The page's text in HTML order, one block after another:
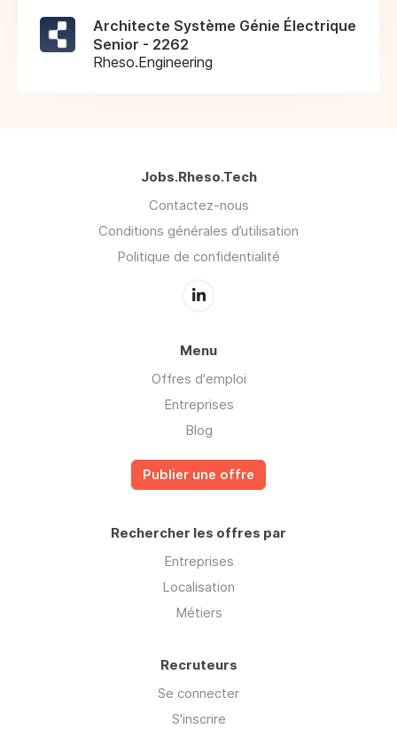
Architecte Système Génie Électrique
Senior - 2262
Rheso.Engineering
Jobs.Rheso.Tech
Contactez-nous
Conditions générales d’utilisation
Politique de confidentialité
Menu
Offres d'emploi
Entreprises
Blog
Publier une offre
Rechercher les offres par
Entreprises
Localisation
Métiers
Recruteurs
Se connecter
S'inscrire